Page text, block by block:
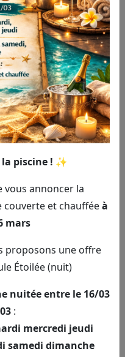
piscine ! ✨
vous annoncer la
et chaufféeà
mars
proposons une offre
Étoilée (nuit)
nuitée entre le 16/03
:
mercredi jeudi
samedi dimanche
et bien-être privatif
), dispose d’une
et d’unjacuzzi, mais
vous dans notre
!
le Pas-de-Calais
sauna
permettre une
température doit être
Saint-Omer génère
les roches chaudes
vous arrosez les
de-Calais.